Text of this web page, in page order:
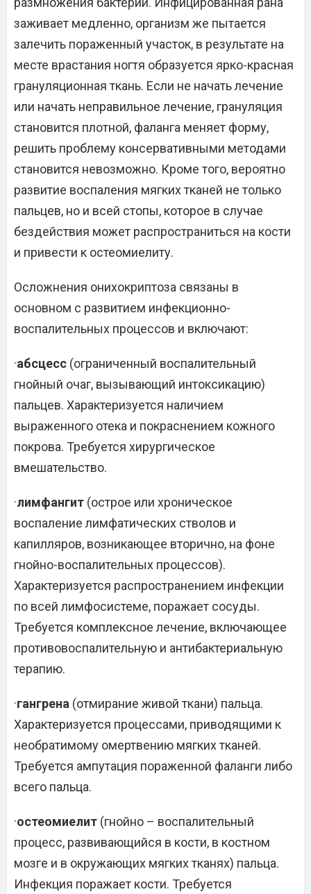
заживает медленно, организм же пытается
залечить пораженный участок, в результате на
месте врастания ногтя образуется ярко-красная
грануляционная ткань. Если не начать лечение
или начать неправильное лечение, грануляция
становится плотной, фаланга меняет форму,
решить проблему консервативными методами
становится невозможно. Кроме того, вероятно
развитие воспаления мягких тканей не только
пальцев, но и всей стопы, которое в случае
бездействия может распространиться на кости
и привести к остеомиелиту.
Осложнения онихокриптоза связаны в
основном с развитием инфекционно-
воспалительных процессов и включают:
·абсцесс (ограниченный воспалительный
гнойный очаг, вызывающий интоксикацию)
пальцев. Характеризуется наличием
выраженного отека и покраснением кожного
покрова. Требуется хирургическое
вмешательство.
·лимфангит (острое или хроническое
воспаление лимфатических стволов и
капилляров, возникающее вторично, на фоне
гнойно-воспалительных процессов).
Характеризуется распространением инфекции
по всей лимфосистеме, поражает сосуды.
Требуется комплексное лечение, включающее
противовоспалительную и антибактериальную
терапию.
·гангрена (отмирание живой ткани) пальца.
Характеризуется процессами, приводящими к
необратимому омертвению мягких тканей.
Требуется ампутация пораженной фаланги либо
всего пальца.
·остеомиелит (гнойно – воспалительный
процесс, развивающийся в кости, в костном
мозге и в окружающих мягких тканях) пальца.
Инфекция поражает кости. Требуется